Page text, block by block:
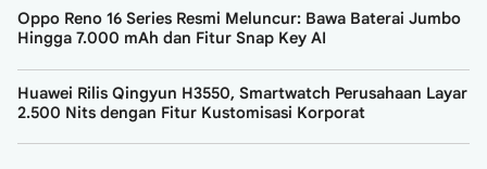
Oppo Reno 16 Series Resmi Meluncur: Bawa Baterai Jumbo
Hingga 7.000 mAh dan Fitur Snap Key AI
Huawei Rilis Qingyun H3550, Smartwatch Perusahaan Layar
2.500 Nits dengan Fitur Kustomisasi Korporat